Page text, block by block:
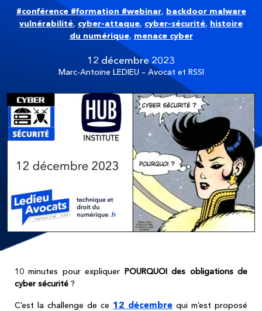
12 décembre 2023
Marc-Antoine LEDIEU – Avocat et RSSI
#conférence #formation #webinar, backdoor malware
vulnérabilité, cyber-attaque, cyber-sécurité, histoire
du numérique, menace cyber
10 minutes pour expliquer POURQUOI des obligations de
cyber sécurité ?
C’est la challenge de ce 12 décembre qui m’est proposé